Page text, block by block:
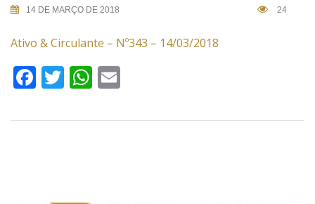
14 DE MARÇO DE 2018 24
Ativo & Circulante – Nº343 – 14/03/2018
Facebook
TwitterWhatsApp